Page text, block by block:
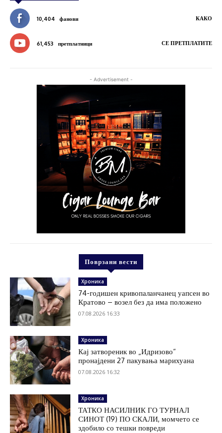
10,404 фанови КАКО
61,453 претплатници СЕ ПРЕТПЛАТИТЕ
- Advertisement -
Поврзани вести
Хроника
74-годишен кривопаланчанец уапсен во
Кратово – возел без да има положено
07.08.2026 16:33
Хроника
Кај затвореник во „Идризово“
пронајдени 27 пакувања марихуана
07.08.2026 16:32
Хроника
ТАТКО НАСИЛНИК ГО ТУРНАЛ
СИНОТ (19) ПО СКАЛИ, момчето се
здобило со тешки повреди